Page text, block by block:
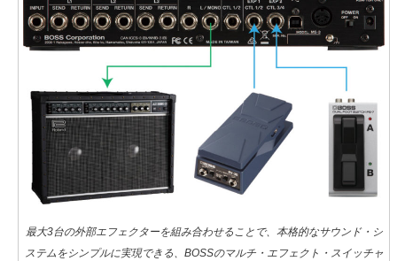
最大3台の外部エフェクターを組み合わせることで、本格的なサウンド・シ
ステムをシンプルに実現できる、BOSSのマルチ・エフェクト・スイッチャ